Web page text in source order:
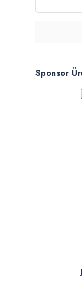
Sponsor